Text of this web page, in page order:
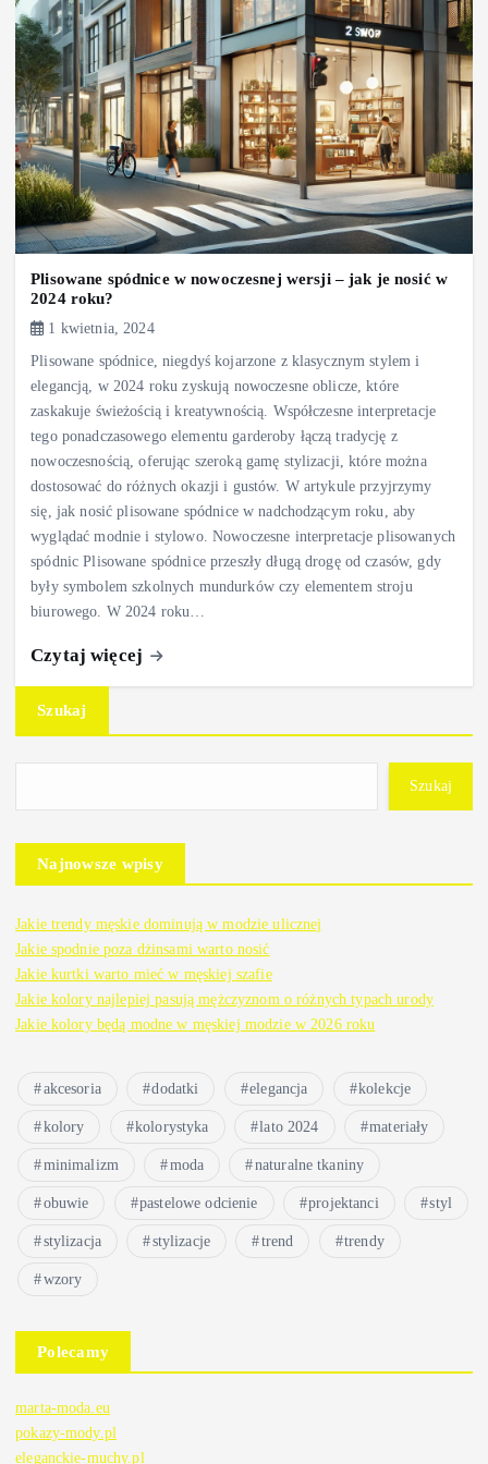
Plisowane spódnice w nowoczesnej wersji – jak je nosić w
2024 roku?
1 kwietnia, 2024
Plisowane spódnice, niegdyś kojarzone z klasycznym stylem i
elegancją, w 2024 roku zyskują nowoczesne oblicze, które
zaskakuje świeżością i kreatywnością. Współczesne interpretacje
tego ponadczasowego elementu garderoby łączą tradycję z
nowoczesnością, oferując szeroką gamę stylizacji, które można
dostosować do różnych okazji i gustów. W artykule przyjrzymy
się, jak nosić plisowane spódnice w nadchodzącym roku, aby
wyglądać modnie i stylowo. Nowoczesne interpretacje plisowanych
spódnic Plisowane spódnice przeszły długą drogę od czasów, gdy
były symbolem szkolnych mundurków czy elementem stroju
biurowego. W 2024 roku…
Czytaj więcej
Szukaj
Szukaj
Najnowsze wpisy
Jakie trendy męskie dominują w modzie ulicznej
Jakie spodnie poza dżinsami warto nosić
Jakie kurtki warto mieć w męskiej szafie
Jakie kolory najlepiej pasują mężczyznom o różnych typach urody
Jakie kolory będą modne w męskiej modzie w 2026 roku
akcesoria dodatki elegancja kolekcje
kolory kolorystyka lato 2024 materiały
minimalizm moda naturalne tkaniny
obuwie pastelowe odcienie projektanci styl
stylizacja stylizacje trend trendy
wzory
Polecamy
marta-moda.eu
pokazy-mody.pl
eleganckie-muchy.pl